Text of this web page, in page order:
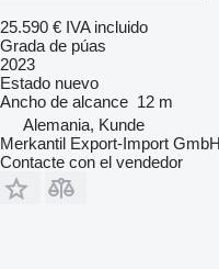
25.590 € IVA incluido
Grada de púas
2023
Estado nuevo
Ancho de alcance 12 m
Alemania, Kunde
Merkantil Export-Import GmbH
Contacte con el vendedor